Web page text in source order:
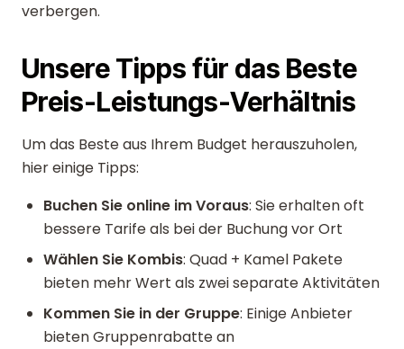
verbergen.
Unsere Tipps für das Beste
Preis-Leistungs-Verhältnis
Um das Beste aus Ihrem Budget herauszuholen,
hier einige Tipps:
Buchen Sie online im Voraus: Sie erhalten oft
bessere Tarife als bei der Buchung vor Ort
Wählen Sie Kombis: Quad + Kamel Pakete
bieten mehr Wert als zwei separate Aktivitäten
Kommen Sie in der Gruppe: Einige Anbieter
bieten Gruppenrabatte an